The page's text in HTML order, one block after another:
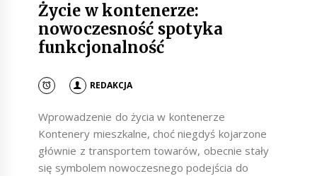
Życie w kontenerze:
nowoczesność spotyka
funkcjonalność
REDAKCJA
Wprowadzenie do życia w kontenerze
Kontenery mieszkalne, choć niegdyś kojarzone
głównie z transportem towarów, obecnie stały
się symbolem nowoczesnego podejścia do